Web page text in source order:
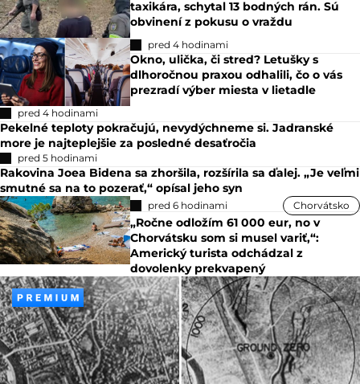
taxikára, schytal 13 bodných rán. Sú
obvinení z pokusu o vraždu
pred 4 hodinami
Okno, ulička, či stred? Letušky s
dlhoročnou praxou odhalili, čo o vás
prezradí výber miesta v lietadle
pred 4 hodinami
Pekelné teploty pokračujú, nevydýchneme si. Jadranské
more je najteplejšie za posledné desaťročia
pred 5 hodinami
Rakovina Joea Bidena sa zhoršila, rozšírila sa ďalej. „Je veľmi
smutné sa na to pozerať,“ opísal jeho syn
pred 6 hodinami Chorvátsko
„Ročne odložím 61 000 eur, no v
Chorvátsku som si musel variť,“:
Americký turista odchádzal z
dovolenky prekvapený